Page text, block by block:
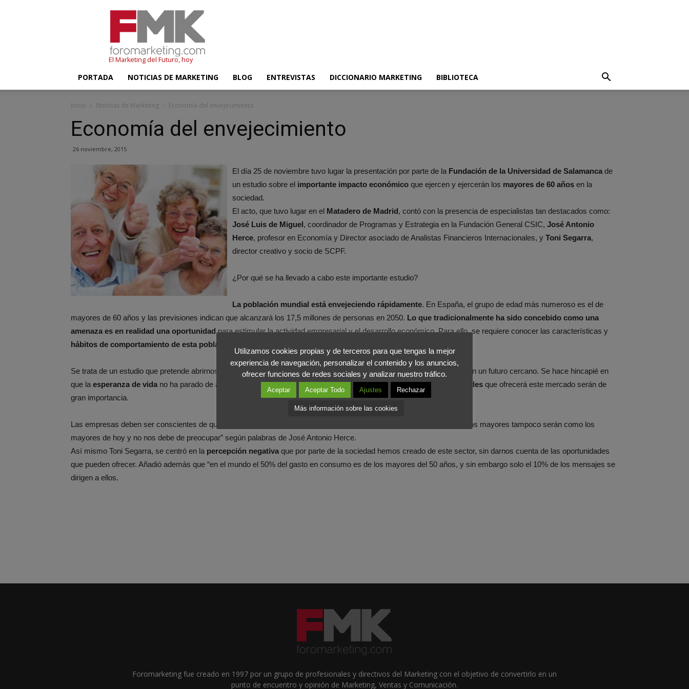
El Marketing del Futuro, hoy
PORTADA NOTICIAS DE MARKETING BLOG ENTREVISTAS DICCIONARIO MARKETING BIBLIOTECA
Inicio Noticias de Marketing Economía del envejecimiento
Economía del envejecimiento
26 noviembre, 2015
El día 25 de noviembre tuvo lugar la presentación por parte de la Fundación de la Universidad de Salamanca de
un estudio sobre el importante impacto económico que ejercen y ejercerán los mayores de 60 años en la
sociedad.
El acto, que tuvo lugar en el Matadero de Madrid, contó con la presencia de especialistas tan destacados como:
José Luis de Miguel, coordinador de Programas y Estrategia en la Fundación General CSIC, José Antonio
Herce, profesor en Economía y Director asociado de Analistas Financieros Internacionales, y Toni Segarra,
director creativo y socio de SCPF.
¿Por qué se ha llevado a cabo este importante estudio?
La población mundial está envejeciendo rápidamente. En España, el grupo de edad más numeroso es el de
mayores de 60 años y las previsiones indican que alcanzará los 17,5 millones de personas en 2050. Lo que tradicionalmente ha sido concebido como una
amenaza es en realidad una oportunidadpara estimular la actividad empresarial y el desarrollo económico. Para ello, se requiere conocer las características y
hábitos de comportamiento de esta población
Se trata de un estudio que pretende abrirnos los ojos, y hacernos conscientes de la importancia que tendrá este sector en un futuro cercano. Se hace hincapié en
que la esperanza de vida no ha parado de aumentar, y junto a ellala calidad de la misma. Por lo tanto, lasoportunidades que ofrecerá este mercado serán de
gran importancia.
Las empresas deben ser conscientes de que sus clientes irán cambiando, pero también de que “dentro de treinta años los mayores tampoco serán como los
mayores de hoy y no nos debe de preocupar” según palabras de José Antonio Herce.
Así mismo Toni Segarra, se centró en la percepción negativa que por parte de la sociedad hemos creado de este sector, sin darnos cuenta de las oportunidades
que pueden ofrecer. Añadió además que “en el mundo el 50% del gasto en consumo es de los mayores del 50 años, y sin embargo solo el 10% de los mensajes se
dirigen a ellos.
Foromarketing fue creado en 1997 por un grupo de profesionales y directivos del Marketing con el objetivo de convertirlo en un
punto de encuentro y opinión de Marketing, Ventas y Comunicación.
Utilizamos cookies propias y de terceros para que tengas la mejor
experiencia de navegación, personalizar el contenido y los anuncios,
ofrecer funciones de redes sociales y analizar nuestro tráfico.
Aceptar Aceptar Todo Ajustes Rechazar
Más información sobre las cookies